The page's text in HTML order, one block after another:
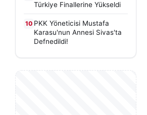
Türkiye Finallerine Yükseldi
10 PKK Yöneticisi Mustafa
Karasu'nun Annesi Sivas'ta
Defnedildi!